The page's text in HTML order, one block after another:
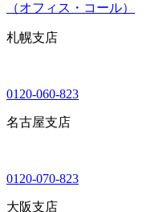
（オフィス・コール）
札幌支店
0120-060-823
名古屋支店
0120-070-823
大阪支店